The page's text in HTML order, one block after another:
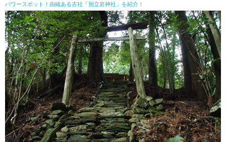
パワースポット！由緒ある古社「別立岩神社」を紹介！